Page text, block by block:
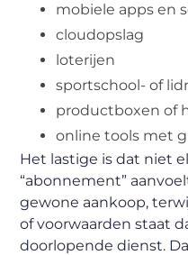
mobiele apps en
cloudopslag
loterijen
sportschool- of
productboxen of
online tools met
Het lastige is dat niet
“abonnement”
gewone aankoop,
of voorwaarden staat
doorlopende dienst.